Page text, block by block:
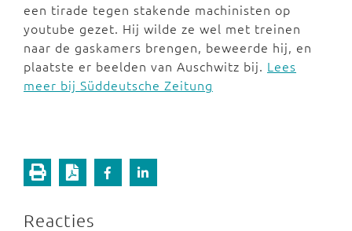
een tirade tegen stakende machinisten op
youtube gezet. Hij wilde ze wel met treinen
naar de gaskamers brengen, beweerde hij, en
plaatste er beelden van Auschwitz bij. Lees
meer bij Süddeutsche Zeitung
Reacties